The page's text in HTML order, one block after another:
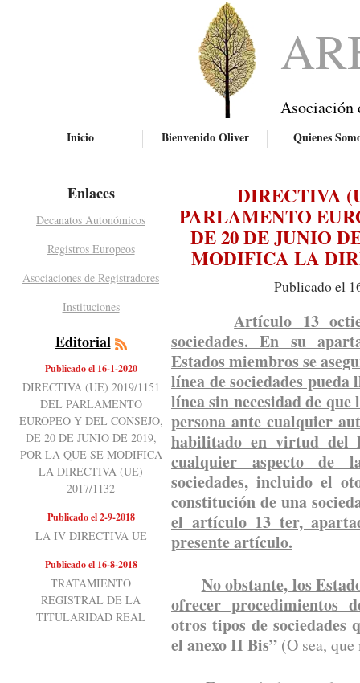
Asociación
Inicio Bienvenido Oliver Quienes
Enlaces
Decanatos Autonómicos
Registros Europeos
Asociaciones de Registradores
Instituciones
Editorial
Publicado el 16-1-2020
DIRECTIVA (UE) 2019/1151
DEL PARLAMENTO
EUROPEO Y DEL CONSEJO,
DE 20 DE JUNIO DE 2019,
POR LA QUE SE MODIFICA
LA DIRECTIVA (UE)
2017/1132
Publicado el 2-9-2018
LA IV DIRECTIVA UE
Publicado el 16-8-2018
TRATAMIENTO
REGISTRAL DE LA
TITULARIDAD REAL
DIRECTIVA
PARLAMENTO
DE 20 DE JUNIO
MODIFICA LA
Publicado el
Artículo 13
sociedades. En su
Estados miembros se
línea de sociedades
línea sin necesidad de
persona ante cualquier
habilitado en virtud del
cualquier aspecto de
sociedades, incluido el
constitución de una
el artículo 13 ter,
presente artículo.
No obstante, los
ofrecer procedimientos
otros tipos de sociedades
el anexo II Bis” (O sea,